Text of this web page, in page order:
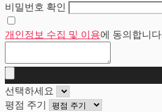
비밀번호 확인
개인정보 수집 및 이용에 동의합니다.
선택하세요
평점 주기